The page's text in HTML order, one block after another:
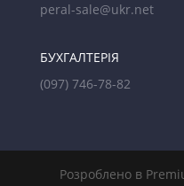
peral-sale@ukr.net
БУХГАЛТЕРІЯ
(097) 746-78-82
Розроблено в